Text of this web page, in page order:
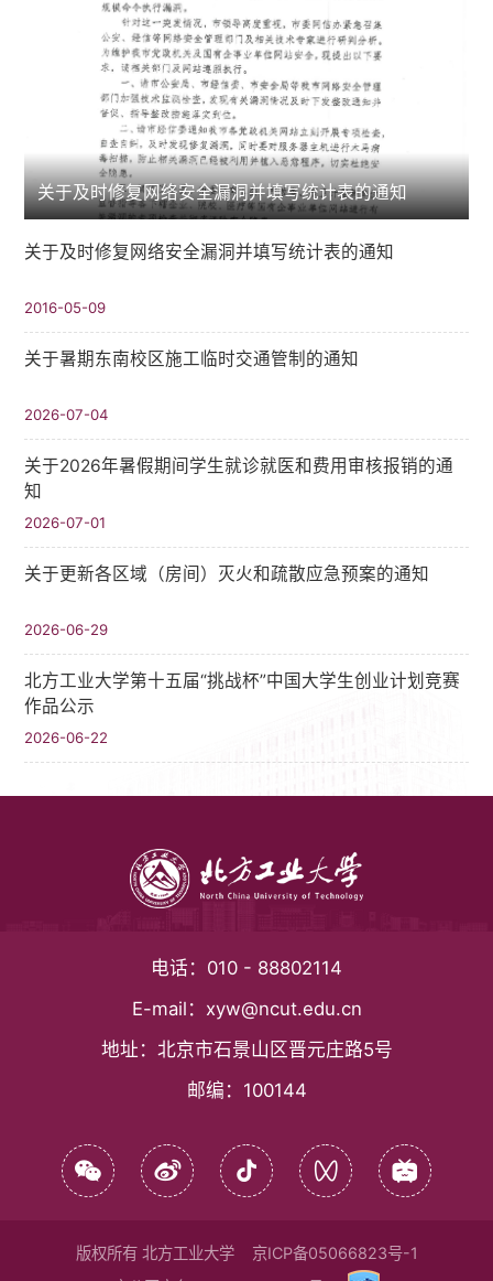
关于及时修复网络安全漏洞并填写统计表的通知
关于及时修复网络安全漏洞并填写统计表的通知
2016-05-09
关于暑期东南校区施工临时交通管制的通知
2026-07-04
关于2026年暑假期间学生就诊就医和费用审核报销的通
知
2026-07-01
关于更新各区域（房间）灭火和疏散应急预案的通知
2026-06-29
北方工业大学第十五届“挑战杯”中国大学生创业计划竞赛
作品公示
2026-06-22
电话： 010 - 88802114
E-mail： xyw@ncut.edu.cn
地址： 北京市石景山区晋元庄路5号
邮编： 100144
版权所有 北方工业大学
京ICP备05066823号-1